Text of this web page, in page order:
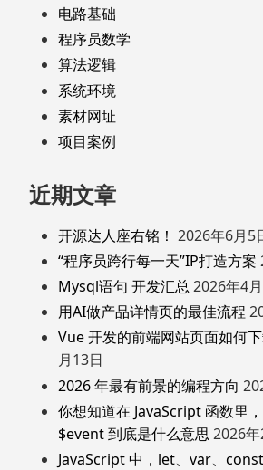
电路基础
程序员数学
算法逻辑
系统环境
素材网址
项目案例
近期文章
开源达人座右铭！ 2026年6月5
“程序员跨行每一天”IP打造方案
Mysql语句 开发汇总 2026年4
用AI做产品详情页的最佳流程
Vue 开发的前端网站页面如何下
月13日
2026 年最有前景的编程方向
你想知道在 JavaScript 函数里
$event 到底是什么意思 2026
JavaScript 中，let、var、